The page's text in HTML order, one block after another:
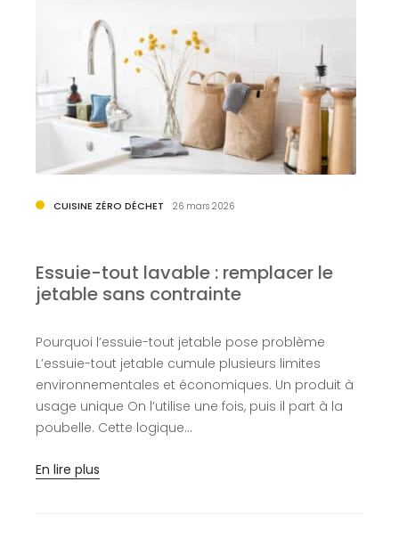
CUISINE ZÉRO DÉCHET 26 mars 2026
Essuie-tout lavable : remplacer le
jetable sans contrainte
Pourquoi l’essuie-tout jetable pose problème
L’essuie-tout jetable cumule plusieurs limites
environnementales et économiques. Un produit à
usage unique On l’utilise une fois, puis il part à la
poubelle. Cette logique…
En lire plus